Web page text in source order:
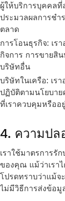
ผู้ให้บริการบุคคลที่
ประมวลผลการชำ
ตลาด
การโอนธุรกิจ: เร
กิจการ การขายสิ
บริษัทอื่น
บริษัทในเครือ: เร
ปฏิบัติตามนโยบา
ที่เราควบคุมหรืออ
4. ความป
เราใช้มาตรการ
ของคุณ แม้ว่าเรา
โปรดทราบว่าแม้
ไม่มีวิธีการส่งข้อมู